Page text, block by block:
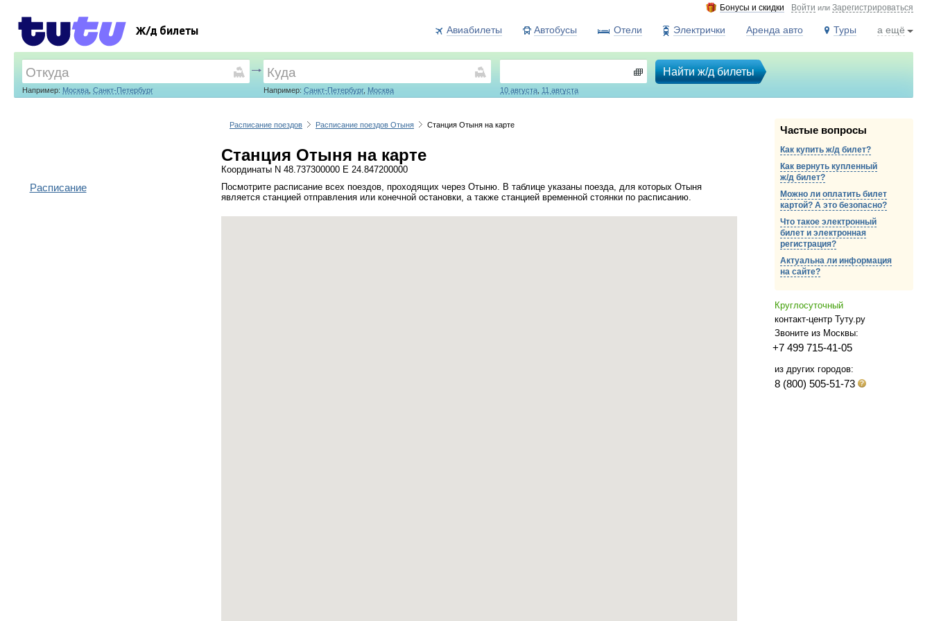
Бонусы и скидки Войти илиЗарегистрироваться
а ещё
Туры
Аренда авто
Электрички
Отели
Автобусы
Ж/д билеты Авиабилеты
Например: Москва ,Санкт-Петербург Например:Санкт-Петербург, Москва 10 августа 11 августа
Найти ж/д билеты
Расписание поездов Расписание поездов Отыня Станция Отыня на карте
Станция Отыня на карте
Координаты N 48.737300000 E 24.847200000
Посмотрите расписание всех поездов, проходящих через Отыню. В таблице указаны поезда, для которых Отыня
является станцией отправления или конечной остановки, а также станцией временной стоянки по расписанию.
Расписание
Частые вопросы
Как купить ж/д билет?
Как вернуть купленный
ж/д билет?
Можно ли оплатить билет
картой? А это безопасно?
Что такое электронный
билет и электронная
регистрация?
Актуальна ли информация
на сайте?
Круглосуточный
контакт-центр Туту.ру
Звоните из Москвы:
+7 499 715-41-05
из других городов:
8 (800) 505-51-73